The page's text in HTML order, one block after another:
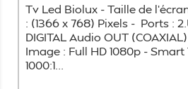
Tv Led Biolux - Taille de
: (1366 x 768) Pixels - Ports :
DIGITAL Audio OUT
Image : Full HD 1080p -
1000:1...